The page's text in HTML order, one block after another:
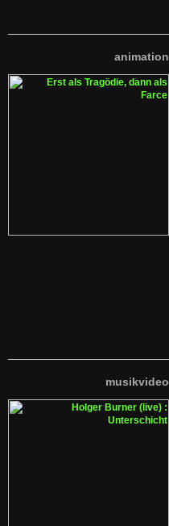
animation
musikvideo